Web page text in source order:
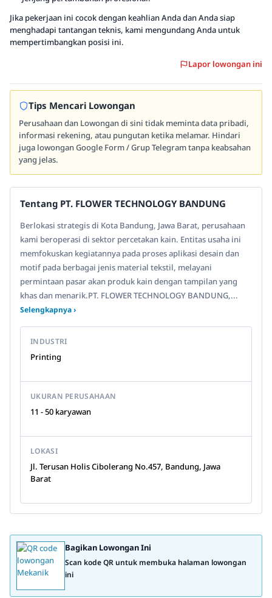
Jika pekerjaan ini cocok dengan keahlian Anda dan Anda siap
menghadapi tantangan teknis, kami mengundang Anda untuk
mempertimbangkan posisi ini.
Lapor lowongan ini
Tips Mencari Lowongan
Perusahaan dan Lowongan di sini tidak meminta data pribadi,
informasi rekening, atau pungutan ketika melamar. Hindari
juga lowongan Google Form / Grup Telegram tanpa keabsahan
yang jelas.
Tentang PT. FLOWER TECHNOLOGY BANDUNG
Berlokasi strategis di Kota Bandung, Jawa Barat, perusahaan
kami beroperasi di sektor percetakan kain. Entitas usaha ini
memfokuskan kegiatannya pada proses aplikasi desain dan
motif pada berbagai jenis material tekstil, melayani
permintaan pasar akan produk kain dengan tampilan yang
khas dan menarik.PT. FLOWER TECHNOLOGY BANDUNG,...
Selengkapnya ›
INDUSTRI
Printing
UKURAN PERUSAHAAN
11 - 50 karyawan
LOKASI
Jl. Terusan Holis Cibolerang No.457, Bandung, Jawa
Barat
Bagikan Lowongan Ini
Scan kode QR untuk membuka halaman lowongan
ini